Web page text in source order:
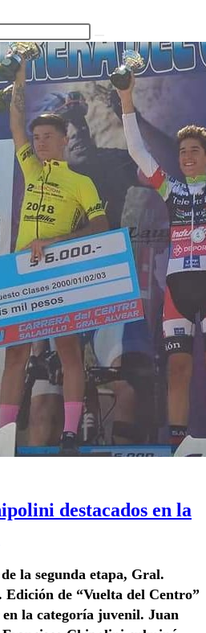
destacados en la
la segunda etapa, Gral.
de “Vuelta del Centro”
la categoría juvenil. Juan